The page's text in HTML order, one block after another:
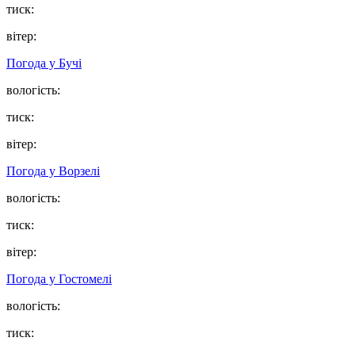
тиск:
вітер:
Погода у Бучі
вологість:
тиск:
вітер:
Погода у Ворзелі
вологість:
тиск:
вітер:
Погода у Гостомелі
вологість:
тиск: